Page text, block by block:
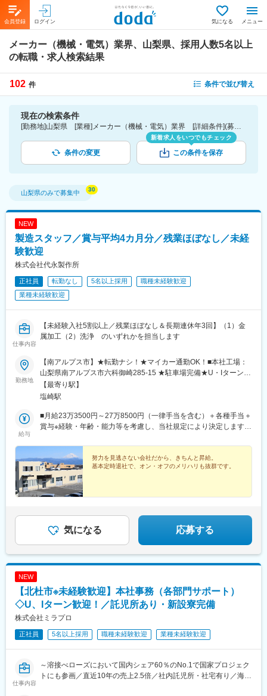
会員登録 ログイン 気になる メニュー
メーカー（機械・電気）業界、山梨県、採用人数5名以上
の転職・求人検索結果
102 件 条件で並び替え
現在の検索条件
[勤務地]山梨県 [業種]メーカー（機械・電気）業界 [詳細条件](募集・採用情報)採用人数5名以上
条件の変更
新着求人をいつでもチェック
この条件を保存
山梨県のみで募集中
NEW
製造スタッフ／賞与平均4カ月分／残業ほぼなし／未経
験歓迎
株式会社代永製作所
正社員 転勤なし 5名以上採用
職種未経験歓迎
業種未経験歓迎
仕事内容
【未経験入社5割以上／残業ほぼなし＆長期連休年3回】（1）金
属加工（2）洗浄 のいずれかを担当します
勤務地
【南アルプス市】★転勤ナシ！★マイカー通勤OK！■本社工場：
山梨県南アルプス市六科御崎285-15 ★駐車場完備★U・Iターン歓
迎★受動喫煙対策：有（屋内全面禁煙）――――――【勤務地詳
細】※今回募集する製造ポジションは、第一工場および第二工場で
っています。オフィスとしての事務機能も担っています。[第二工
場]製造機械、洗浄機械、品質管理室を構えています。[第三工
ース、倉庫。――――――【アクセス】<東京方面から>●中央自
動車道・双葉JCT- 中部横断道・白根IC-国道52号線で約10分●中
央自動車道・甲府昭和IC- アルプス通り経由で約20分<長野方面
から>●中央自動車道・韮崎IC-国道141号線- 国道52号線で約20
分
【最寄り駅】
塩崎駅
給与
■月給23万3500円～27万8500円（一律手当を含む）＋各種手当＋
賞与※経験・年齢・能力等を考慮し、当社規定により決定します。
別途支給します。↓★ココがPOINT！★↓──[ がんばるほど給与が
アップ！ ]──当社の評価方針は「実力主義」。同じ時間でも、よ
り多くの部品をつくれる人、より質の高い部品をつくれる人は、
しっかり給与に還元して評価します！（ホワイトカラーの仕事に
も負けません！）もちろん、そのためには努力だって必要です
か、の違いだけ！子どものために、家族のために、がんばりたい
あなたを応援するのが当社です。
努力を見逃さない会社だから、きちんと昇給。
基本定時退社で、オン・オフのメリハリも抜群です。
気になる 応募する
NEW
【北杜市※未経験歓迎】本社事務（各部門サポート）
◇U、Iターン歓迎！／託児所あり・新設寮完備
株式会社ミラプロ
正社員 5名以上採用 職種未経験歓迎 業種未経験歓迎
仕事内容
～溶接べローズにおいて国内シェア60％のNo.1で国家プロジェク
トにも参画／直近10年の売上2.5倍／社内託児所・社宅有り／海外